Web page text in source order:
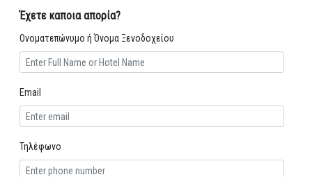
Έχετε καποια απορία?
Ονοματεπώνυμο ή Όνομα Ξενοδοχείου
Email
Τηλέφωνο